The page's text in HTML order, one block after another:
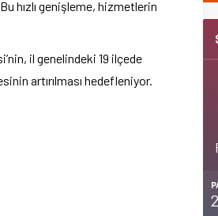
hızlı genişleme, hizmetlerin
il genelindeki 19 ilçede
artırılması hedefleniyor.